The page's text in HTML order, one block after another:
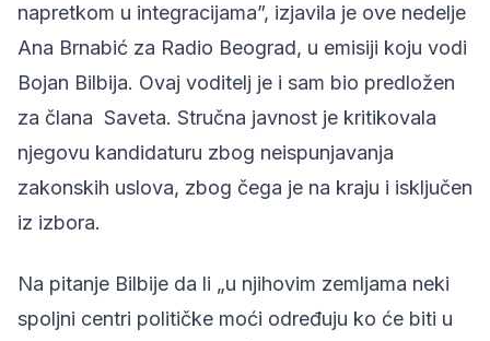
napretkom u integracijama”, izjavila je ove nedelje
Ana Brnabić za Radio Beograd, u emisiji koju vodi
Bojan Bilbija. Ovaj voditelj je i sam bio predložen
za člana Saveta. Stručna javnost je kritikovala
njegovu kandidaturu zbog neispunjavanja
zakonskih uslova, zbog čega je na kraju i isključen
iz izbora.
Na pitanje Bilbije da li „u njihovim zemljama neki
spoljni centri političke moći određuju ko će biti u